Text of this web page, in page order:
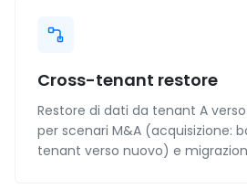
Cross-tenant restore
Restore di dati da tenant A
per scenari M&A (acquisizione:
tenant verso nuovo) e